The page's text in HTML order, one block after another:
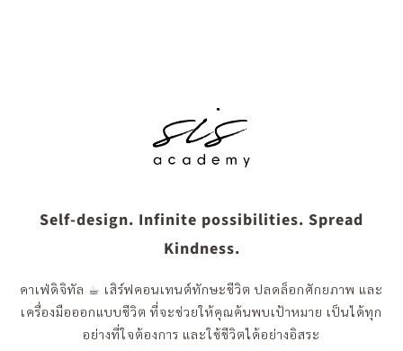
Self-design. Infinite possibilities. Spread
Kindness.
คาเฟ่ดิจิทัล ☕︎ เสิร์ฟคอนเทนต์ทักษะชีวิต ปลดล็อกศักยภาพ และ
เครื่องมือออกแบบชีวิต ที่จะช่วยให้คุณค้นพบเป้าหมาย เป็นได้ทุก
อย่างที่ใจต้องการ และใช้ชีวิตได้อย่างอิสระ